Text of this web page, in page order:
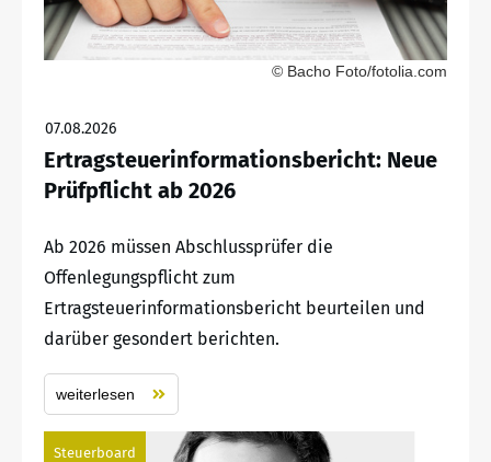
© Bacho Foto/fotolia.com
07.08.2026
Ertragsteuerinformationsbericht: Neue
Prüfpflicht ab 2026
Ab 2026 müssen Abschlussprüfer die
Offenlegungspflicht zum
Ertragsteuerinformationsbericht beurteilen und
darüber gesondert berichten.
weiterlesen
Steuerboard